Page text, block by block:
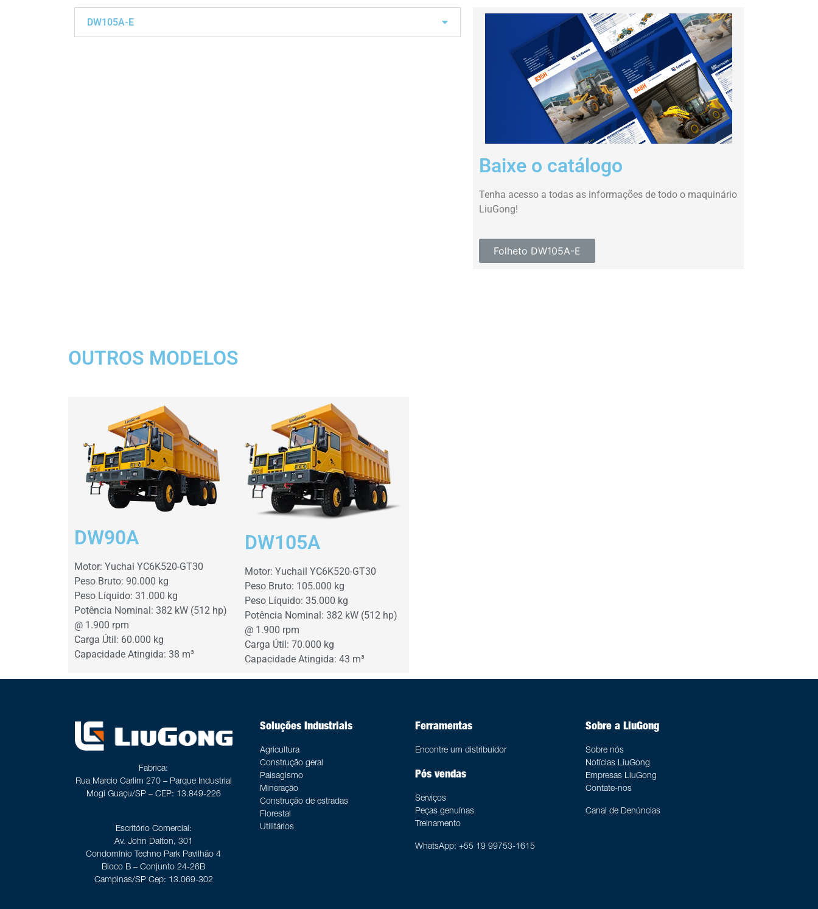
DW105A-E
Baixe o catálogo
Tenha acesso a todas as informações de todo o maquinário
LiuGong!
Folheto DW105A-E
OUTROS MODELOS
DW90A
Motor: Yuchai YC6K520-GT30
Peso Bruto: 90.000 kg
Peso Líquido: 31.000 kg
Potência Nominal: 382 kW (512 hp)
@ 1.900 rpm
Carga Útil: 60.000 kg
Capacidade Atingida: 38 m³
DW105A
Motor: Yuchail YC6K520-GT30
Peso Bruto: 105.000 kg
Peso Líquido: 35.000 kg
Potência Nominal: 382 kW (512 hp)
@ 1.900 rpm
Carga Útil: 70.000 kg
Capacidade Atingida: 43 m³
Fabrica:
Rua Marcio Carlim 270 – Parque Industrial
Mogi Guaçu/SP – CEP: 13.849-226
Escritório Comercial:
Av. John Dalton, 301
Condomínio Techno Park Pavilhão 4
Bloco B – Conjunto 24-26B
Campinas/SP Cep: 13.069-302
Soluções Industriais
Agricultura
Construção geral
Paisagismo
Mineração
Construção de estradas
Florestal
Utilitários
Ferramentas
Encontre um distribuidor
Pós vendas
Serviços
Peças genuínas
Treinamento
WhatsApp: +55 19 99753-1615
Sobre a LiuGong
Sobre nós
Notícias LiuGong
Empresas LiuGong
Contate-nos
Canal de Denúncias